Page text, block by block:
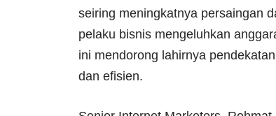
seiring meningkatnya persaingan
pelaku bisnis mengeluhkan
ini mendorong lahirnya
dan efisien.